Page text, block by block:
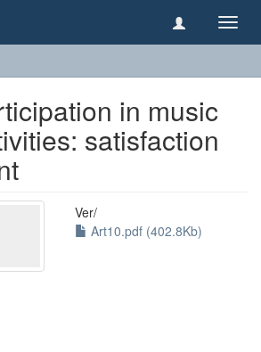
in music
satisfaction
Ver/
Art10.pdf (402.8Kb)